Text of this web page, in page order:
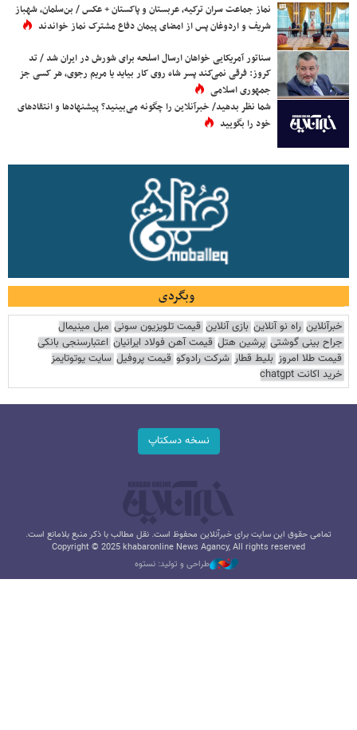
نماز جماعت سران ترکیه، عربستان و پاکستان + عکس / بن‌سلمان، شهباز
شریف و اردوغان پس از امضای پیمان دفاع مشترک نماز خواندند
سناتور آمریکایی خواهان ارسال اسلحه برای شورش در ایران شد / تد
کروز: فرقی نمی‌کند پسر شاه روی کار بیاید یا مریم رجوی، هر کسی جز
جمهوری اسلامی
شما نظر بدهید/ خبرآنلاین را چگونه می‌بینید؟ پیشنهادها و انتقادهای
خود را بگویید
وبگردی
خبرآنلاین راه نو آنلاین بازی آنلاین قیمت تلویزیون سونی مبل مینیمال
جراح بینی گوشتی پرشین هتل قیمت آهن فولاد ایرانیان اعتبارسنجی بانکی
قیمت طلا امروز بلیط قطار شرکت رادوکو قیمت پروفیل سایت یوتوتایمز
خرید اکانت chatgpt
نسخه دسکتاپ
تمامی حقوق این سایت برای خبرآنلاین محفوظ است. نقل مطالب با ذکر منبع بلامانع است.
Copyright © 2025 khabaronline News Agancy, All rights reserved
طراحی و تولید: نستوه